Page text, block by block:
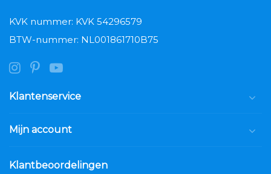
KVK nummer: KVK 54296579
BTW-nummer: NL001861710B75
Klantenservice
Mijn account
Klantbeoordelingen